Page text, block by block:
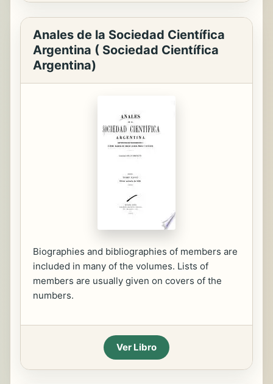
Anales de la Sociedad Científica
Argentina ( Sociedad Científica
Argentina)
Biographies and bibliographies of members are
included in many of the volumes. Lists of
members are usually given on covers of the
numbers.
Ver Libro